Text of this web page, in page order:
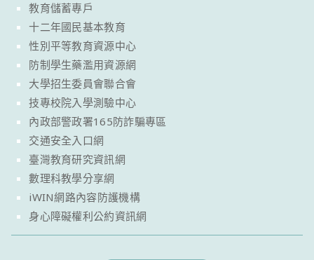
教育儲蓄專戶
十二年國民基本教育
性別平等教育資源中心
防制學生藥濫用資源網
大學招生委員會聯合會
技專校院入學測驗中心
內政部警政署165防詐騙專區
交通安全入口網
臺灣教育研究資訊網
數理科教學分享網
iWIN網路內容防護機構
身心障礙權利公約資訊網